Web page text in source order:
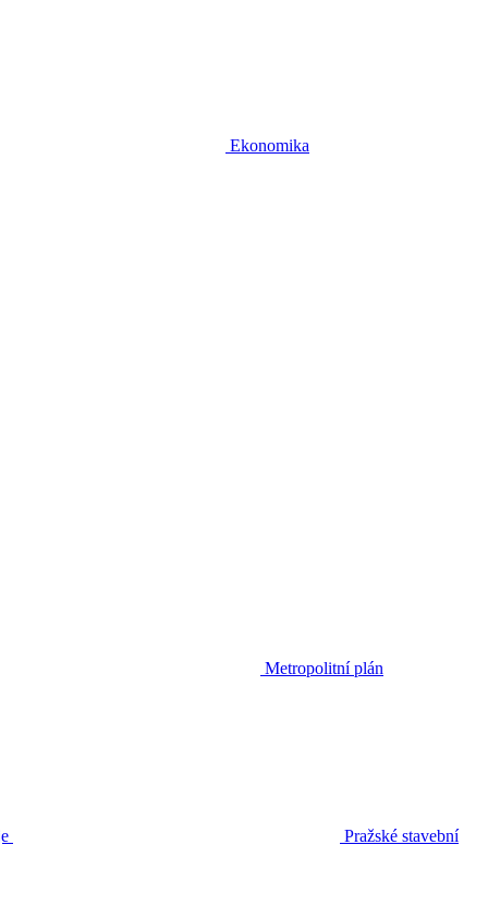
Ekonomika
Metropolitní plán
Pražské stavební